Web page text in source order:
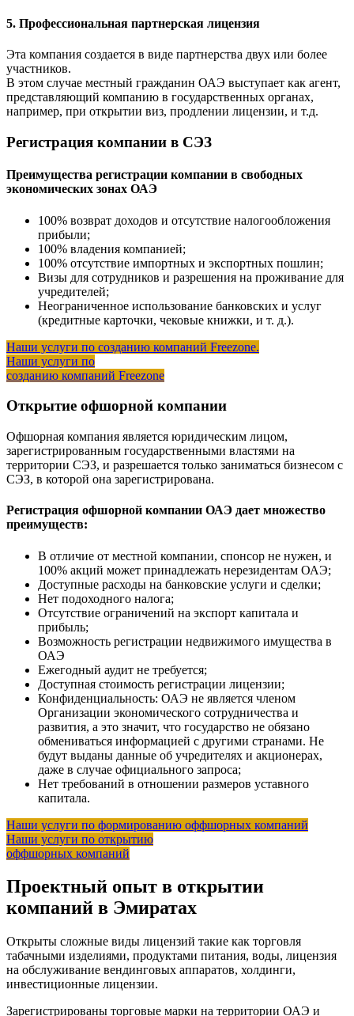
5. Профессиональная партнерская лицензия
Эта компания создается в виде партнерства двух или более
участников.
В этом случае местный гражданин ОАЭ выступает как агент,
представляющий компанию в государственных органах,
например, при открытии виз, продлении лицензии, и т.д.
Регистрация компании в СЭЗ
Преимущества регистрации компании в свободных
экономических зонах ОАЭ
100% возврат доходов и отсутствие налогообложения
прибыли;
100% владения компанией;
100% отсутствие импортных и экспортных пошлин;
Визы для сотрудников и разрешения на проживание для
учредителей;
Неограниченное использование банковских и услуг
(кредитные карточки, чековые книжки, и т. д.).
Наши услуги по созданию компаний Freezone.
Наши услуги по
созданию компаний Freezone
Открытие офшорной компании
Офшорная компания является юридическим лицом,
зарегистрированным государственными властями на
территории СЭЗ, и разрешается только заниматься бизнесом с
СЭЗ, в которой она зарегистрирована.
Регистрация офшорной компании ОАЭ дает множество
преимуществ:
В отличие от местной компании, спонсор не нужен, и
100% акций может принадлежать нерезидентам ОАЭ;
Доступные расходы на банковские услуги и сделки;
Нет подоходного налога;
Отсутствие ограничений на экспорт капитала и
прибыль;
Возможность регистрации недвижимого имущества в
ОАЭ
Ежегодный аудит не требуется;
Доступная стоимость регистрации лицензии;
Конфиденциальность: ОАЭ не является членом
Организации экономического сотрудничества и
развития, а это значит, что государство не обязано
обмениваться информацией с другими странами. Не
будут выданы данные об учредителях и акционерах,
даже в случае официального запроса;
Нет требований в отношении размеров уставного
капитала.
Наши услуги по формированию оффшорных компаний
Наши услуги по открытию
оффшорных компаний
Проектный опыт в открытии
компаний в Эмиратах
Открыты сложные виды лицензий такие как торговля
табачными изделиями, продуктами питания, воды, лицензия
на обслуживание вендинговых аппаратов, холдинги,
инвестиционные лицензии.
Зарегистрированы торговые марки на территории ОАЭ и